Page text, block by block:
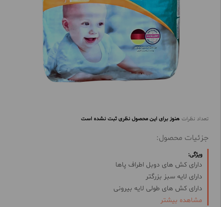
تعداد نظرات هنوز برای این محصول نظری ثبت نشده است
جزئیات محصول:
ویژگی:
دارای کش های دوبل اطراف پاها
دارای لایه سبز بزرگتر
دارای کش های طولی لایه بیرونی
دارای رایحه مطبوع کودکانه
مشاهده بیشتر